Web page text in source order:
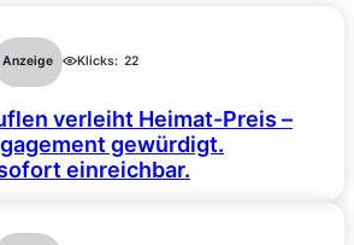
Anzeige Klicks: 22
verleiht Heimat-Preis –
gewürdigt.
einreichbar.